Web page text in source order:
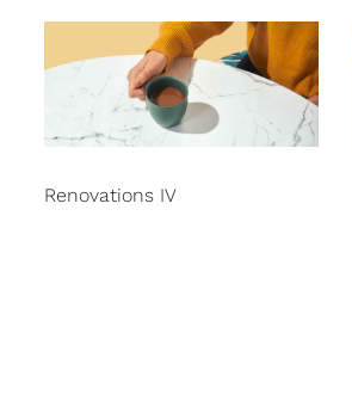
Renovations IV